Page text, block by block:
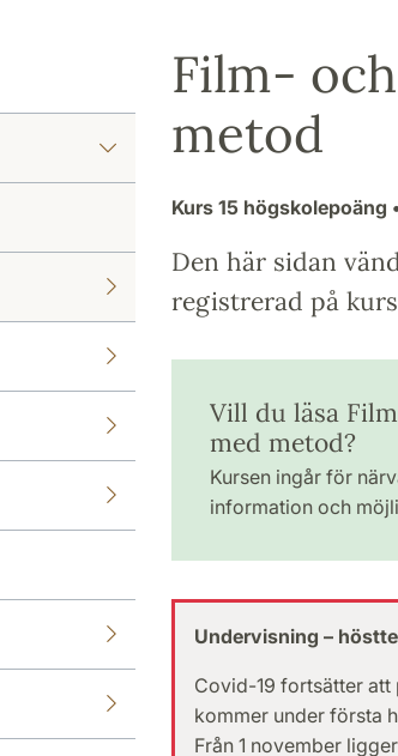
Film-
metod
Kurs 15 högskolepoäng
Den här sidan
registrerad på
Vill du läsa
med metod?
Kursen ingår för
information och
Undervisning –
Covid-19 fortsätter att
kommer under första
Från 1 november